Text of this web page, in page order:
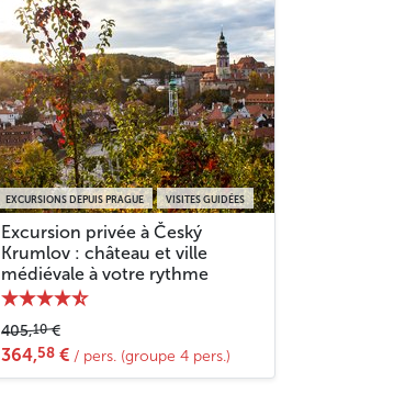
EXCURSIONS DEPUIS PRAGUE VISITES GUIDÉES
Excursion privée à Český
Krumlov : château et ville
médiévale à votre rythme
405,10€
364,58 € / pers. (groupe 4 pers.)